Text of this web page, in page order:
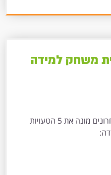
משחק למידה
בלוג שהתפרסם בימים האחרונים מונה את 5 הטעויות